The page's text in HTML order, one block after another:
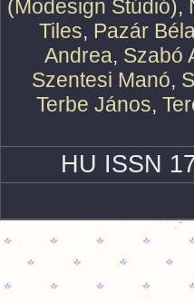
(Modesign Stúdió),
Tiles, Pazár
Andrea, Szabó
Szentesi Manó,
Terbe János,
HU ISSN